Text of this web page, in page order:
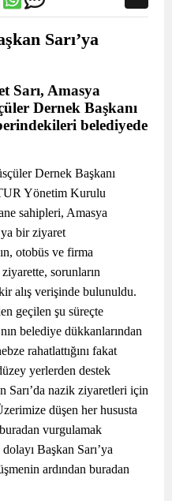
Sarı’ya
Sarı, Amasya
Dernek Başkanı
belediyede
Dernek Başkanı
Yönetim Kurulu
sahipleri, Amasya
bir ziyaret
otobüs ve firma
sorunların
alış verişinde bulunuldu.
geçilen şu süreçte
belediye dükkanlarından
rahatlattığını fakat
yerlerden destek
Sarı’da nazik ziyaretleri için
düşen her hususta
buradan vurgulamak
Başkan Sarı’ya
ardından buradan